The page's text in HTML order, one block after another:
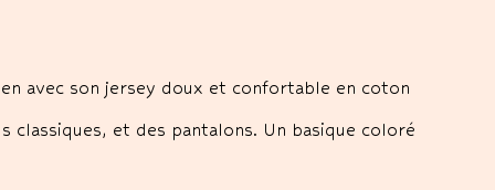
avec son jersey doux et confortable en coton
et des pantalons. Un basique coloré